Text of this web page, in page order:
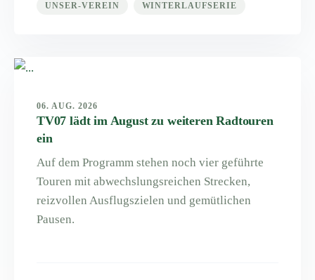
UNSER-VEREIN WINTERLAUFSERIE
06. AUG. 2026
TV07 lädt im August zu weiteren Radtouren
ein
Auf dem Programm stehen noch vier geführte
Touren mit abwechslungsreichen Strecken,
reizvollen Ausflugszielen und gemütlichen
Pausen.